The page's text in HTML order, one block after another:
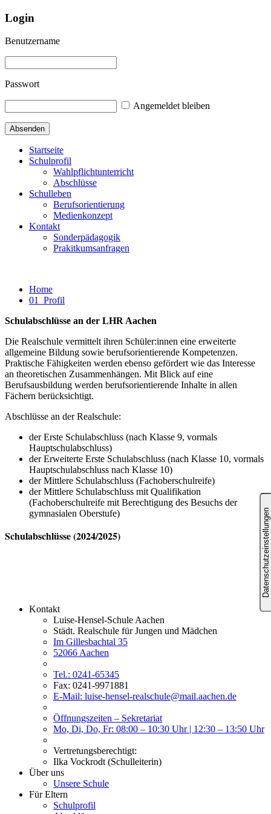
Login
Benutzername
Passwort
Angemeldet bleiben
Startseite
Schulprofil
Wahlpflichtunterricht
Abschlüsse
Schulleben
Berufsorientierung
Medienkonzept
Kontakt
Sonderpädagogik
Prakitkumsanfragen
Home
01_Profil
Schulabschlüsse an der LHR Aachen
Die Realschule vermittelt ihren Schüler:innen eine erweiterte
allgemeine Bildung sowie berufsorientierende Kompetenzen.
Praktische Fähigkeiten werden ebenso gefördert wie das Interesse
an theoretischen Zusammenhängen. Mit Blick auf eine
Berufsausbildung werden berufsorientierende Inhalte in allen
Fächern berücksichtigt.
Abschlüsse an der Realschule:
der Erste Schulabschluss (nach Klasse 9, vormals
Hauptschulabschluss)
der Erweiterte Erste Schulabschluss (nach Klasse 10, vormals
Hauptschulabschluss nach Klasse 10)
der Mittlere Schulabschluss (Fachoberschulreife)
der Mittlere Schulabschluss mit Qualifikation
(Fachoberschulreife mit Berechtigung des Besuchs der
gymnasialen Oberstufe)
Kontakt
Luise-Hensel-Schule Aachen
Städt. Realschule für Jungen und Mädchen
Im Gillesbachtal 35
52066 Aachen
Tel.: 0241-65345
Fax: 0241-9971881
E-Mail: luise-hensel-realschule@mail.aachen.de
Öffnungszeiten – Sekretariat
Mo, Di, Do, Fr: 08:00 – 10:30 Uhr | 12:30 – 13:50 Uhr
Vertretungsberechtigt:
Ilka Vockrodt (Schulleiterin)
Über uns
Unsere Schule
Für Eltern
Schulprofil